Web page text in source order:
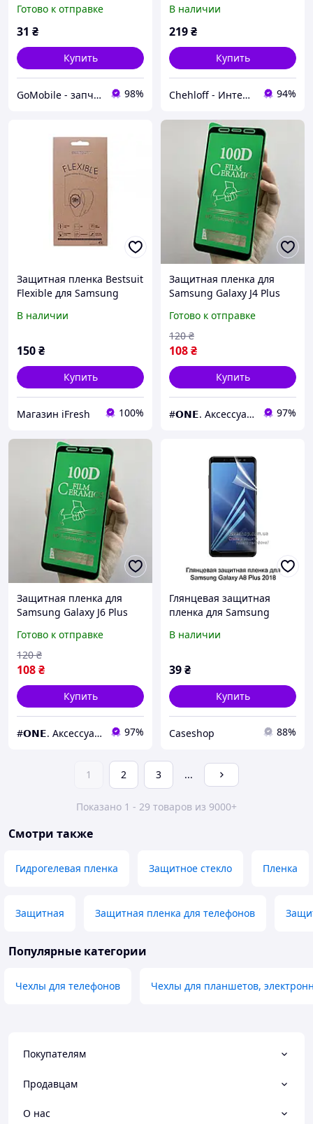
J8 (J810) 69x139x0.25 мм
Mitsubishi
Готово к отправке
31 ₴
Купить
GoMobile - запчасти для мобильных телефонов и планшетов. 98%
В наличии
219₴
Купить
Chehloff - Интернет магазин 94%
Защитная пленка Bestsuit
Flexible для Samsung
В наличии
150₴
Купить
Магазин iFresh 100%
Защитная пленка для
Samsung Galaxy J4 Plus
пленка на самсунг дж4
плюс черная c8r
Готово к отправке
108₴
120 ₴
Купить
#𝗢𝗡𝗘. Аксессуары к смартфонам 97%
Защитная пленка для
Samsung Galaxy J6 Plus
керамическая пленка на
самсунг дж6 плюс черная
c8r
Готово к отправке
108₴
120 ₴
Купить
#𝗢𝗡𝗘. Аксессуары к смартфонам 97%
Глянцевая защитная
пленка для Samsung
В наличии
39₴
Купить
Caseshop 88%
1 2 3 ...
Показано 1 - 29 товаров из 9000+
Смотри также
Гидрогелевая пленка Защитное стекло Пленка
Защитная Защитная пленка для телефонов
Популярные категории
Чехлы для телефонов Чехлы для планшетов,
Покупателям
Продавцам
О нас